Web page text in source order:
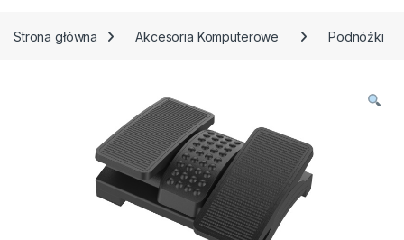
Strona główna Akcesoria Komputerowe Podnóżki